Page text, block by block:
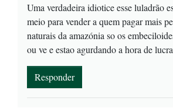
Uma verdadeira idiotice esse luladrão
meio para vender a quem pagar mais
naturais da amazónia so os
ou ve e estao agurdando a hora de
Responder